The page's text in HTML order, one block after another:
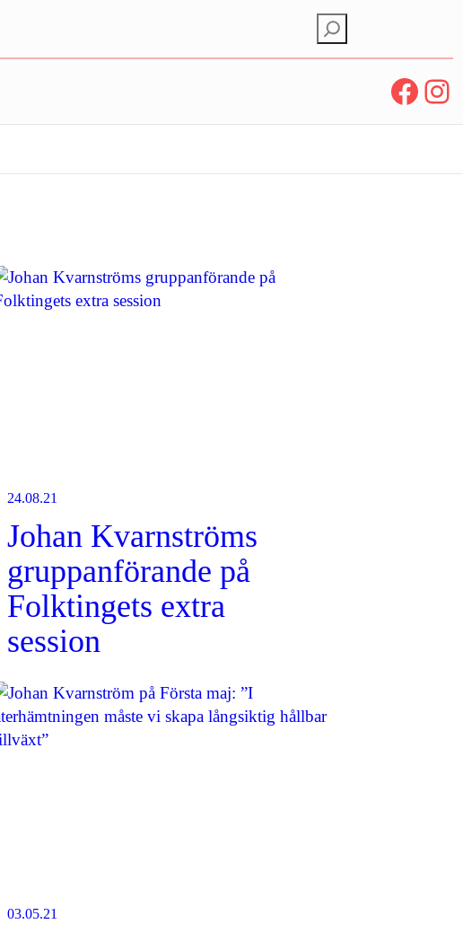
ö
Facebook Instagram
24.08.21
Johan Kvarnströms
gruppanförande på
Folktingets extra
session
03.05.21